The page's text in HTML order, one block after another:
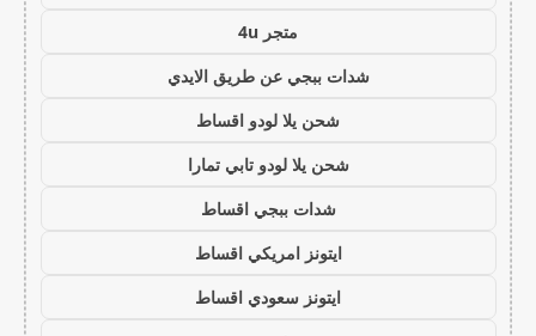
متجر 4u
شدات ببجي عن طريق الايدي
شحن يلا لودو اقساط
شحن يلا لودو تابي تمارا
شدات ببجي اقساط
ايتونز امريكي اقساط
ايتونز سعودي اقساط